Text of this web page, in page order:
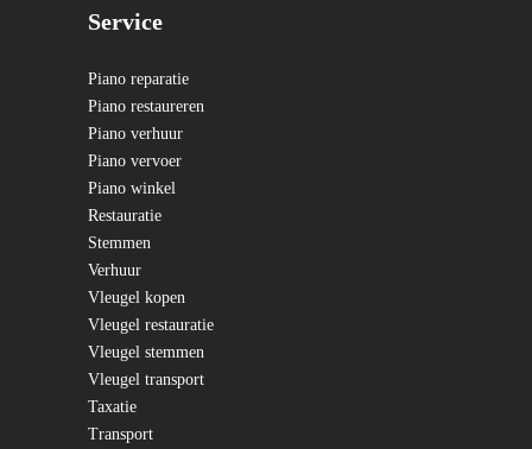
Service
Piano reparatie
Piano restaureren
Piano verhuur
Piano vervoer
Piano winkel
Restauratie
Stemmen
Verhuur
Vleugel kopen
Vleugel restauratie
Vleugel stemmen
Vleugel transport
Taxatie
Transport